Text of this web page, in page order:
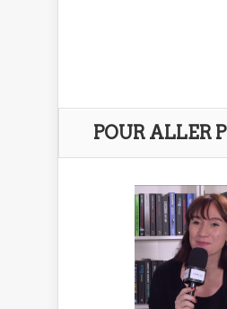
POUR ALLER